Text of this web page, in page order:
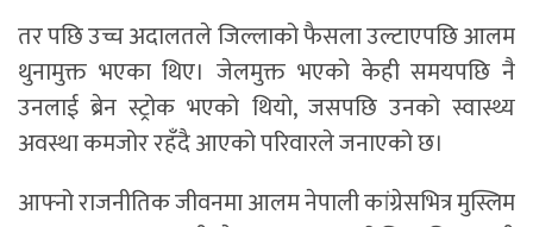
तर पछि उच्च अदालतले जिल्लाको फैसला उल्टाएपछि आलम
थुनामुक्त भएका थिए। जेलमुक्त भएको केही समयपछि नै
उनलाई ब्रेन स्ट्रोक भएको थियो, जसपछि उनको स्वास्थ्य
अवस्था कमजोर रहँदै आएको परिवारले जनाएको छ।
आफ्नो राजनीतिक जीवनमा आलम नेपाली कांग्रेसभित्र मुस्लिम